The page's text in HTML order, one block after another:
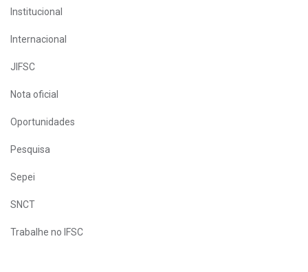
Institucional
Internacional
JIFSC
Nota oficial
Oportunidades
Pesquisa
Sepei
SNCT
Trabalhe no IFSC